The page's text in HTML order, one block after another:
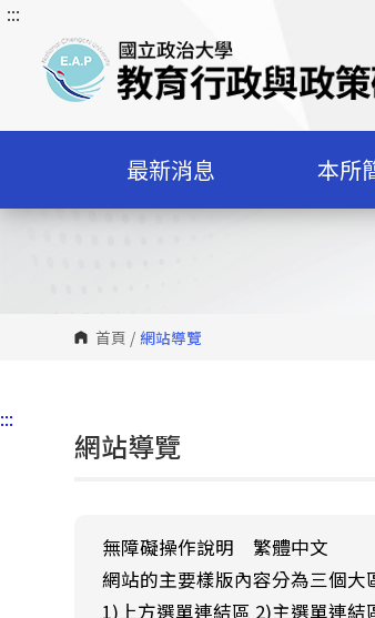
跳
內
塊
:::
最新消息 本所
首頁 / 網站導覽
:::
網站導覽
無障礙操作說明 繁體中文
網站的主要樣版內容分為三個大
1)上方選單連結區 2)主選單連結